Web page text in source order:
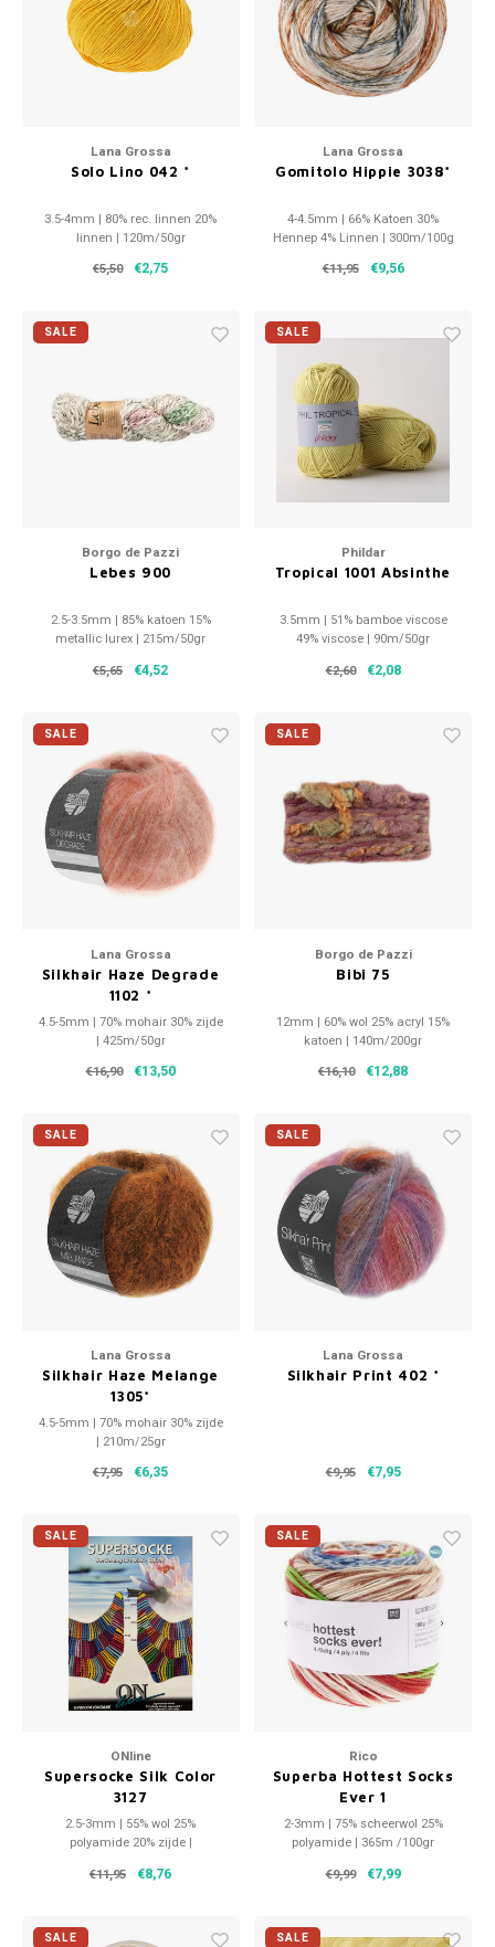
Per
Spelden en vastmaken
Overige fournituren
Lana Grossa
Solo Lino 042 *
3.5-4mm | 80% rec. linnen 20%
linnen | 120m/50gr
€5,50
€2,75
Lana Grossa
Gomitolo Hippie 3038*
4-4.5mm | 66% Katoen 30%
Hennep 4% Linnen | 300m/100g
€11,95
€9,56
SALE
Borgo de Pazzi
Lebes 900
2.5-3.5mm | 85% katoen 15%
metallic lurex | 215m/50gr
€5,65
€4,52
SALE
Phildar
Tropical 1001 Absinthe
3.5mm | 51% bamboe viscose
49% viscose | 90m/50gr
€2,60
€2,08
SALE
Lana Grossa
Silkhair Haze Degrade
1102 *
4.5-5mm | 70% mohair 30% zijde
| 425m/50gr
€16,90
€13,50
SALE
Borgo de Pazzi
Bibi 75
12mm | 60% wol 25% acryl 15%
katoen | 140m/200gr
€16,10
€12,88
SALE
Lana Grossa
Silkhair Haze Melange
1305*
4.5-5mm | 70% mohair 30% zijde
| 210m/25gr
€7,95
€6,35
SALE
Lana Grossa
Silkhair Print 402 *
€9,95 €7,95
SALE
ONline
Supersocke Silk Color
3127
2.5-3mm | 55% wol 25%
polyamide 20% zijde |
€11,95 €8,76
SALE
Rico
Superba Hottest Socks
Ever 1
2-3mm | 75% scheerwol 25%
polyamide | 365m /100gr
€9,99
€7,99
SALE SALE